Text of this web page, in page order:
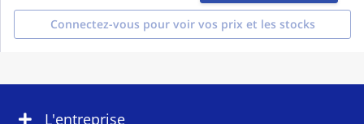
Connectez-vous pour voir vos prix et les stocks
L'entreprise